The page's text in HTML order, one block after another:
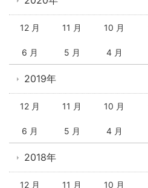
12 月 11 月 10 月
6 月 5 月 4 月
2019年
12 月 11 月 10 月
6 月 5 月 4 月
2018年
12 月 11 月 10 月